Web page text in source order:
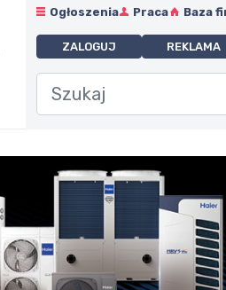
Ogłoszenia Praca Baza
ZALOGUJ REKLAMA